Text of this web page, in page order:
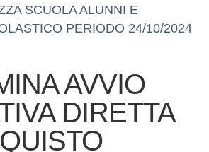
SCUOLA ALUNNI E
PERIODO 24/10/2024
AVVIO
DIRETTA